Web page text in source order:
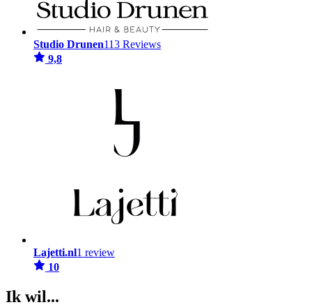
Studio Drunen113 Reviews
9,8
Lajetti.nl1 review
10
Ik wil...